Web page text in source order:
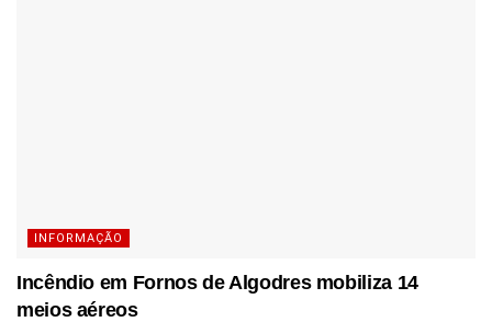
INFORMAÇÃO
Incêndio em Fornos de Algodres mobiliza 14
meios aéreos